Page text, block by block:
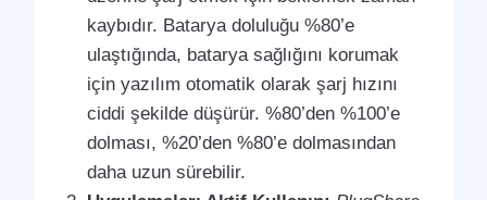
kaybıdır. Batarya doluluğu %80’e
ulaştığında, batarya sağlığını korumak
için yazılım otomatik olarak şarj hızını
ciddi şekilde düşürür. %80’den %100’e
dolması, %20’den %80’e dolmasından
daha uzun sürebilir.